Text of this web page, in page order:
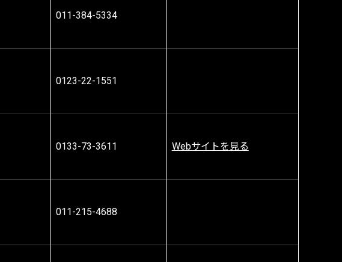
011-384-5334
0123-22-1551
0133-73-3611 Webサイトを見る
011-215-4688